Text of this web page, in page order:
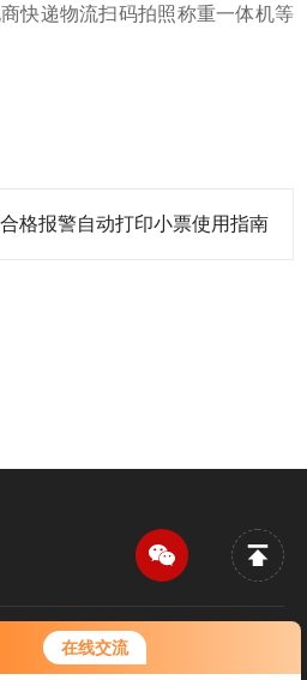
在线交流
快递物流扫码拍照称重一体机等
格报警自动打印小票使用指南